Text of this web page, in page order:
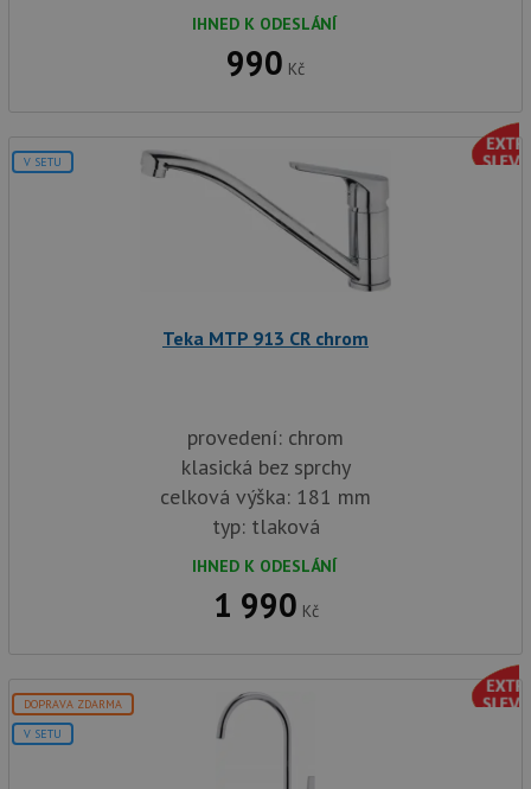
IHNED K ODESLÁNÍ
990 Kč
V SETU
Teka MTP 913 CR chrom
provedení: chrom
klasická bez sprchy
celková výška: 181 mm
typ: tlaková
IHNED K ODESLÁNÍ
1 990 Kč
DOPRAVA ZDARMA
V SETU